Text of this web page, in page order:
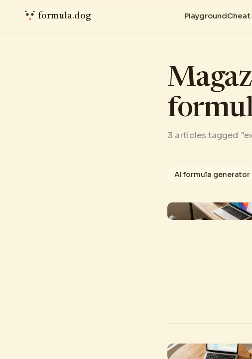
3 articles tagged
AI formula generator
formula.dog Playground